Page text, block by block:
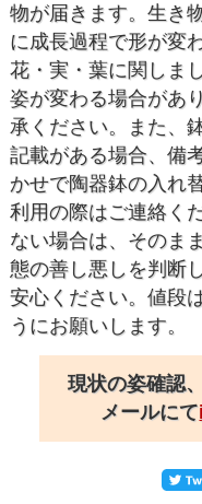
物が届きます。生き
に成長過程で形が変
花・実・葉に関しま
姿が変わる場合があ
承ください。また、
記載がある場合、備
かせで陶器鉢の入れ
利用の際はご連絡く
ない場合は、そのま
態の善し悪しを判断
安心ください。値段
うにお願いします。
現状の姿確認
メールにて